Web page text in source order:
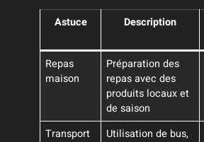
Astuce Description
Repas
maison
Préparation des
repas avec des
produits locaux et
de saison
Transport
Utilisation de bus,